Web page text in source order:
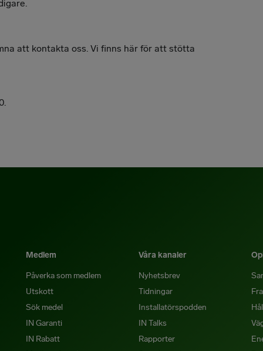
att kontakta oss. Vi finns här för att stötta
Medlem
Påverka som medlem
Utskott
Sök medel
IN Garanti
IN Rabatt
Våra kanaler
Nyhetsbrev
Tidningar
Installatörspodden
IN Talks
Rapporter